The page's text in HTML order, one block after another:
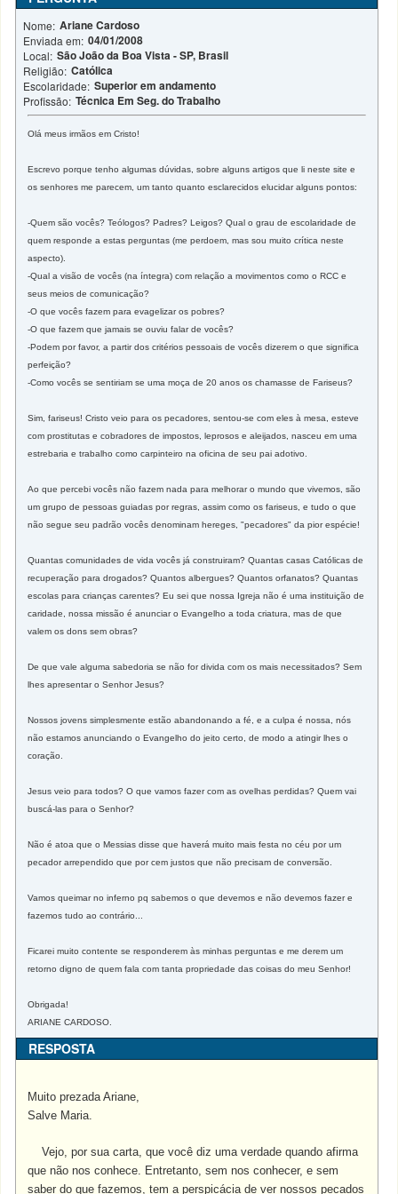
Nome: Ariane Cardoso
Enviada em: 04/01/2008
Local: São João da Boa Vista - SP, Brasil
Religião: Católica
Escolaridade: Superior em andamento
Profissão: Técnica Em Seg. do Trabalho
Olá meus irmãos em Cristo!
Escrevo porque tenho algumas dúvidas, sobre alguns artigos que li neste site e
os senhores me parecem, um tanto quanto esclarecidos elucidar alguns pontos:
-Quem são vocês? Teólogos? Padres? Leigos? Qual o grau de escolaridade de
quem responde a estas perguntas (me perdoem, mas sou muito crítica neste
aspecto).
-Qual a visão de vocês (na íntegra) com relação a movimentos como o RCC e
seus meios de comunicação?
-O que vocês fazem para evagelizar os pobres?
-O que fazem que jamais se ouviu falar de vocês?
-Podem por favor, a partir dos critérios pessoais de vocês dizerem o que significa
perfeição?
-Como vocês se sentiriam se uma moça de 20 anos os chamasse de Fariseus?
Sim, fariseus! Cristo veio para os pecadores, sentou-se com eles à mesa, esteve
com prostitutas e cobradores de impostos, leprosos e aleijados, nasceu em uma
estrebaria e trabalho como carpinteiro na oficina de seu pai adotivo.
Ao que percebi vocês não fazem nada para melhorar o mundo que vivemos, são
um grupo de pessoas guiadas por regras, assim como os fariseus, e tudo o que
não segue seu padrão vocês denominam hereges, "pecadores" da pior espécie!
Quantas comunidades de vida vocês já construiram? Quantas casas Católicas de
recuperação para drogados? Quantos albergues? Quantos orfanatos? Quantas
escolas para crianças carentes? Eu sei que nossa Igreja não é uma instituição de
caridade, nossa missão é anunciar o Evangelho a toda criatura, mas de que
valem os dons sem obras?
De que vale alguma sabedoria se não for divida com os mais necessitados? Sem
lhes apresentar o Senhor Jesus?
Nossos jovens simplesmente estão abandonando a fé, e a culpa é nossa, nós
não estamos anunciando o Evangelho do jeito certo, de modo a atingir lhes o
coração.
Jesus veio para todos? O que vamos fazer com as ovelhas perdidas? Quem vai
buscá-las para o Senhor?
Não é atoa que o Messias disse que haverá muito mais festa no céu por um
pecador arrependido que por cem justos que não precisam de conversão.
Vamos queimar no inferno pq sabemos o que devemos e não devemos fazer e
fazemos tudo ao contrário...
Ficarei muito contente se responderem às minhas perguntas e me derem um
retorno digno de quem fala com tanta propriedade das coisas do meu Senhor!
Obrigada!
ARIANE CARDOSO.
RESPOSTA
Muito prezada Ariane,
Salve Maria.
Vejo, por sua carta, que você diz uma verdade quando afirma
que não nos conhece. Entretanto, sem nos conhecer, e sem
saber do que fazemos, tem a perspicácia de ver nossos pecados